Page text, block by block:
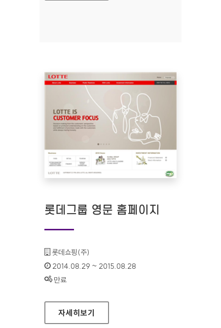
롯데그룹 영문 홈페이지
기관명 :
롯데쇼핑(주)
인증기간 :
2014.08.29 ~ 2015.08.28
상태 :
만료
롯데그룹 영문 홈페이지
자세히보기